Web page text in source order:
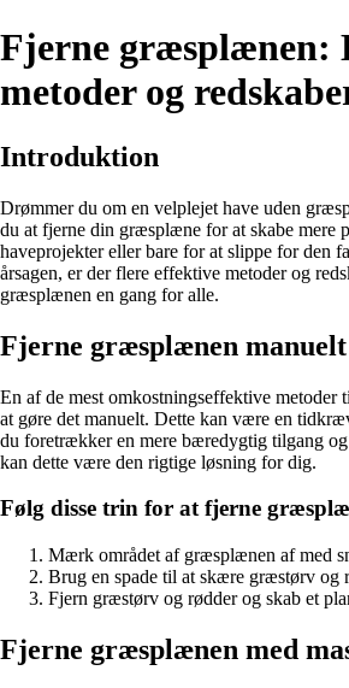
Fjerne græsplænen:
metoder og
Introduktion
Drømmer du om en velplejet have uden
du at fjerne din græsplæne for at skabe mere
haveprojekter eller bare for at slippe for den
årsagen, er der flere effektive metoder og
græsplænen en gang for alle.
Fjerne græsplænen manuelt
En af de mest omkostningseffektive
at gøre det manuelt. Dette kan være en
du foretrækker en mere bæredygtig tilgang
kan dette være den rigtige løsning for dig.
Følg disse trin for at fjerne
Mærk området af græsplænen af med
Brug en spade til at skære græstørv og
Fjern græstørv og rødder og skab et
Fjerne græsplænen med